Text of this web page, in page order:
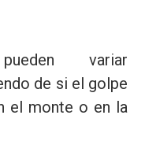
variar
de si el golpe
el monte o en la